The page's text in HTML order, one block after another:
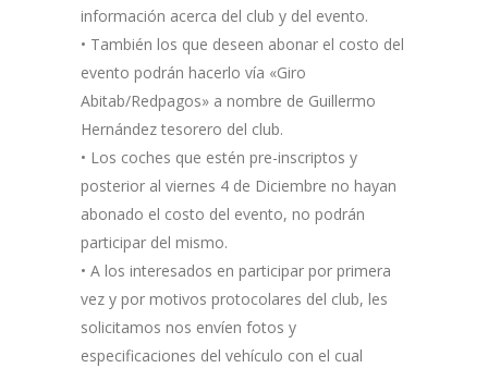
información acerca del club y del evento.
• También los que deseen abonar el costo del
evento podrán hacerlo vía «Giro
Abitab/Redpagos» a nombre de Guillermo
Hernández tesorero del club.
• Los coches que estén pre-inscriptos y
posterior al viernes 4 de Diciembre no hayan
abonado el costo del evento, no podrán
participar del mismo.
• A los interesados en participar por primera
vez y por motivos protocolares del club, les
solicitamos nos envíen fotos y
especificaciones del vehículo con el cual